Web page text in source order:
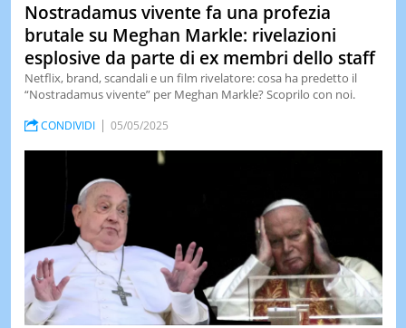
Nostradamus vivente fa una profezia
brutale su Meghan Markle: rivelazioni
esplosive da parte di ex membri dello staff
Netflix, brand, scandali e un film rivelatore: cosa ha predetto il
“Nostradamus vivente” per Meghan Markle? Scoprilo con noi.
CONDIVIDI 05/05/2025